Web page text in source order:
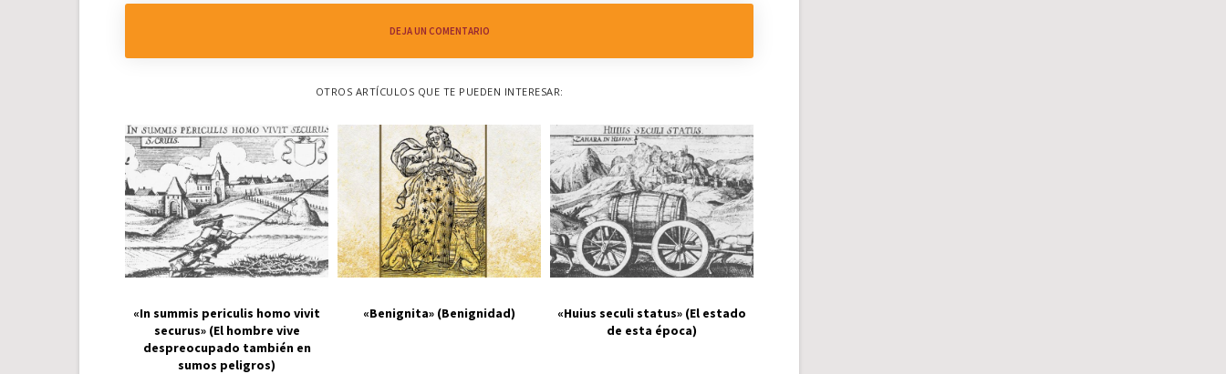
DEJA UN COMENTARIO
OTROS ARTÍCULOS QUE TE PUEDEN INTERESAR:
«In summis periculis homo vivit
securus» (El hombre vive
despreocupado también en
sumos peligros)
«Benignita» (Benignidad)
«Huius seculi status» (El estado
de esta época)